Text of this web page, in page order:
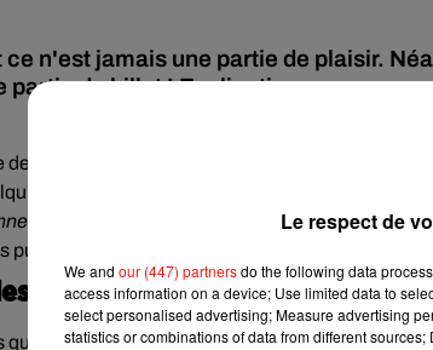
n'est jamais une partie de plaisir.
partie du billet ! Explications.
réveil, d'un passeport perdu à la dernière
dans notre entourage qui a déjà loupé son
a dévoilé une astuce infaillible pour pouvoir
décoller.
taxes et redevances
pensent qu'en cas de vol raté, l'assurance
Le respect de
We and our (447) partnersdo the following data
access information on a device; Use limited data to
select personalised advertising; Measure advertising
statistics or combinations of data from different